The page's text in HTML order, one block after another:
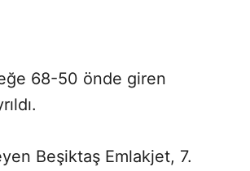
68-50 önde giren
Beşiktaş Emlakjet, 7.